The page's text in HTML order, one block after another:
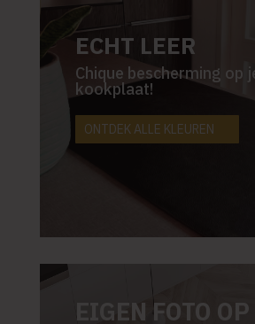
ECHT LEER
Chique bescherming op
kookplaat!
ONTDEK ALLE KLEUREN
EIGEN FOTO